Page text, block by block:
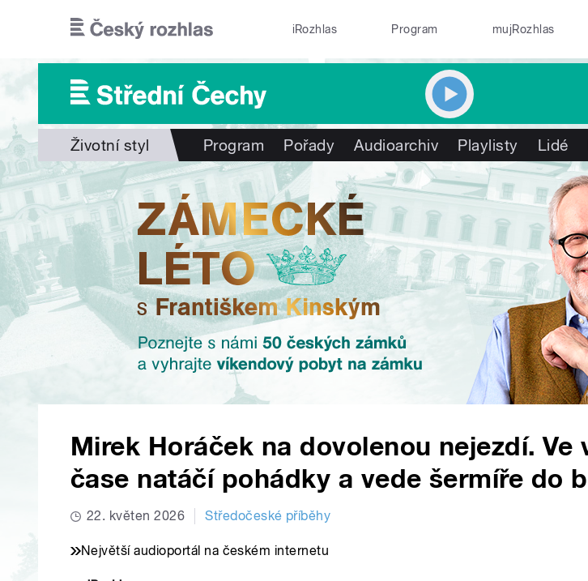
iRozhlas Program mujRozhlas
Životní styl Program Pořady Audioarchiv Playlisty Lidé
Mirek Horáček na dovolenou nejezdí. Ve
čase natáčí pohádky a vede šermíře do
22. květen 2026 Středočeské příběhy
Největší audioportál na českém internetu